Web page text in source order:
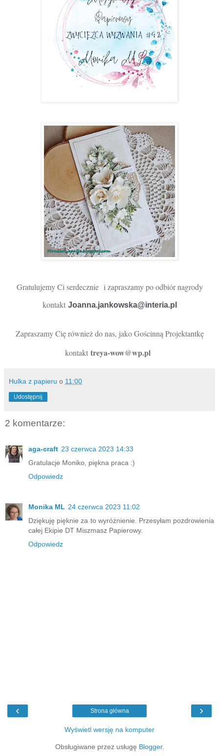
Gratulujemy Ci serdecznie i zapraszamy po odbiór nagrody
kontakt Joanna.jankowska@interia.pl
Zapraszamy Cię również do nas, jako Gościnną Projektantkę
kontakt treya-wow@wp.pl
Hulka z papieru o 11:00
Udostępnij
2 komentarze:
aga-craft 23 czerwca 2023 14:33
Gratulacje Moniko, piękna praca :)
Odpowiedz
Monika ML 24 czerwca 2023 11:02
Dziękuję pięknie za to wyróżnienie. Przesyłam pozdrowienia
całej Ekipie DT Miszmasz Papierowy.
Odpowiedz
‹ ›
Strona główna
Wyświetl wersję na komputer
Obsługiwane przez usługę Blogger.